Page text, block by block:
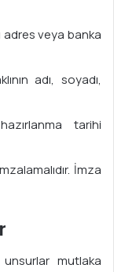
adres veya banka
adı, soyadı,
tarihi
İmza
mutlaka